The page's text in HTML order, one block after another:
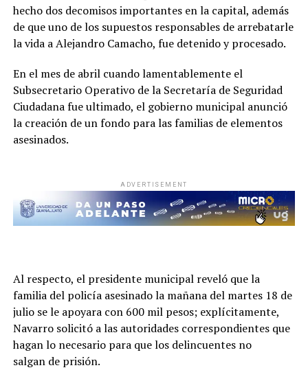
hecho dos decomisos importantes en la capital, además
de que uno de los supuestos responsables de arrebatarle
la vida a Alejandro Camacho, fue detenido y procesado.
En el mes de abril cuando lamentablemente el
Subsecretario Operativo de la Secretaría de Seguridad
Ciudadana fue ultimado, el gobierno municipal anunció
la creación de un fondo para las familias de elementos
asesinados.
ADVERTISEMENT
Al respecto, el presidente municipal reveló que la
familia del policía asesinado la mañana del martes 18 de
julio se le apoyara con 600 mil pesos; explícitamente,
Navarro solicitó a las autoridades correspondientes que
hagan lo necesario para que los delincuentes no
salgan de prisión.